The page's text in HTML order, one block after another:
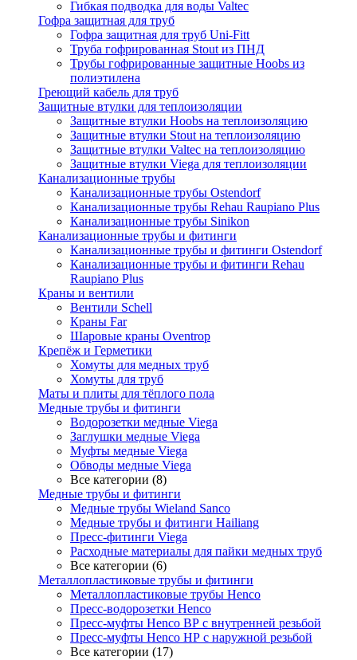
Гибкая подводка для воды Valtec
Гофра защитная для труб
Гофра защитная для труб Uni-Fitt
Труба гофрированная Stout из ПНД
Трубы гофрированные защитные Hoobs из
полиэтилена
Греющий кабель для труб
Защитные втулки для теплоизоляции
Защитные втулки Hoobs на теплоизоляцию
Защитные втулки Stout на теплоизоляцию
Защитные втулки Valtec на теплоизоляцию
Защитные втулки Viega для теплоизоляции
Канализационные трубы
Канализационные трубы Ostendorf
Канализационные трубы Rehau Raupiano Plus
Канализационные трубы Sinikon
Канализационные трубы и фитинги
Канализационные трубы и фитинги Ostendorf
Канализационные трубы и фитинги Rehau
Raupiano Plus
Краны и вентили
Вентили Schell
Краны Far
Шаровые краны Oventrop
Крепёж и Герметики
Хомуты для медных труб
Хомуты для труб
Маты и плиты для тёплого пола
Медные трубы и фитинги
Водорозетки медные Viega
Заглушки медные Viega
Муфты медные Viega
Обводы медные Viega
Все категории (8)
Медные трубы и фитинги
Медные трубы Wieland Sanco
Медные трубы и фитинги Hailiang
Пресс-фитинги Viega
Расходные материалы для пайки медных труб
Все категории (6)
Металлопластиковые трубы и фитинги
Металлопластиковые трубы Henco
Пресс-водорозетки Henco
Пресс-муфты Henco ВР с внутренней резьбой
Пресс-муфты Henco НР с наружной резьбой
Все категории (17)